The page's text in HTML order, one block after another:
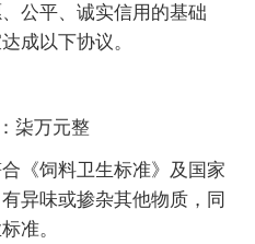
公平、诚实信用的基础
成以下协议。
柒万元整
《饲料卫生标准》及国家
异味或掺杂其他物质，同
准。